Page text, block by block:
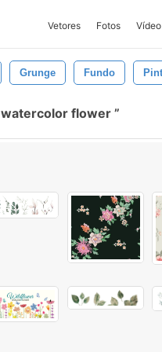
Vetores Fotos Vídeo
Grunge Fundo
watercolor flower